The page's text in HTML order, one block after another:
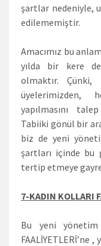
şartlar nedeniyle,
edilememiştir.
Amacımız bu
yılda bir kere
olmaktır.
üyelerimizden,
yapılmasını
Tabiiki gönül bir
biz de yeni
şartları içinde bu
tertip etmeye
7-KADIN KOLLARI
Bu yeni yönetim
FAALİYETLERİ’ne